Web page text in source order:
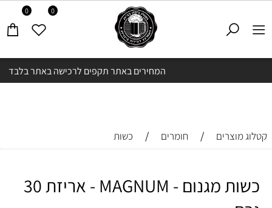
המחירים באתר תקפים לרכישה באתר בלבד
0 0
קטלוג מוצרים / חומרים / כשות
כשות מגנום - MAGNUM - אריזת 30